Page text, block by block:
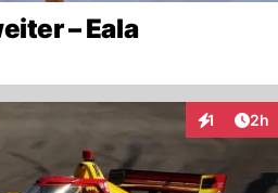
– Eala
1 2h